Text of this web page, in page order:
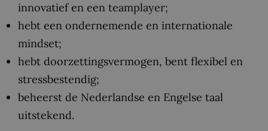
innovatief en een teamplayer;
hebt een ondernemende en internationale
mindset;
hebt doorzettingsvermogen, bent flexibel en
stressbestendig;
beheerst de Nederlandse en Engelse taal
uitstekend.